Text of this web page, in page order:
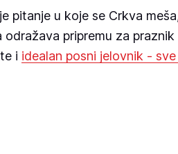
pitanje u koje se Crkva
pripremu za
i idealan posni jelovnik - sve